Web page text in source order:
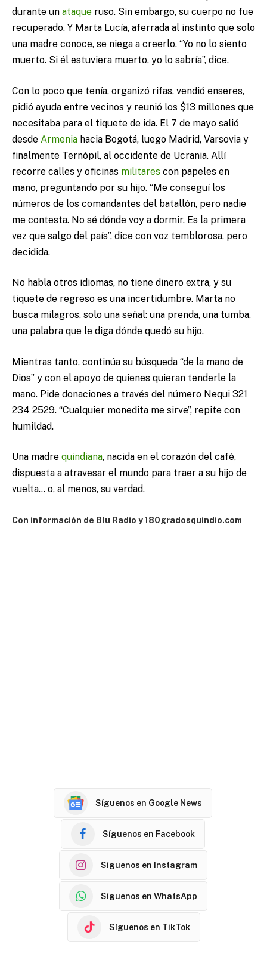
durante un ataque ruso. Sin embargo, su cuerpo no fue
recuperado. Y Marta Lucía, aferrada al instinto que solo
una madre conoce, se niega a creerlo. “Yo no lo siento
muerto. Si él estuviera muerto, yo lo sabría”, dice.
Con lo poco que tenía, organizó rifas, vendió enseres,
pidió ayuda entre vecinos y reunió los $13 millones que
necesitaba para el tiquete de ida. El 7 de mayo salió
desde Armenia hacia Bogotá, luego Madrid, Varsovia y
finalmente Ternópil, al occidente de Ucrania. Allí
recorre calles y oficinas militares con papeles en
mano, preguntando por su hijo. “Me conseguí los
números de los comandantes del batallón, pero nadie
me contesta. No sé dónde voy a dormir. Es la primera
vez que salgo del país”, dice con voz temblorosa, pero
decidida.
No habla otros idiomas, no tiene dinero extra, y su
tiquete de regreso es una incertidumbre. Marta no
busca milagros, solo una señal: una prenda, una tumba,
una palabra que le diga dónde quedó su hijo.
Mientras tanto, continúa su búsqueda “de la mano de
Dios” y con el apoyo de quienes quieran tenderle la
mano. Pide donaciones a través del número Nequi 321
234 2529. “Cualquier monedita me sirve”, repite con
humildad.
Una madre quindiana, nacida en el corazón del café,
dispuesta a atravesar el mundo para traer a su hijo de
vuelta… o, al menos, su verdad.
Con información de Blu Radio y 180gradosquindio.com
Síguenos en Google News
Síguenos en Facebook
Síguenos en Instagram
Síguenos en WhatsApp
Síguenos en TikTok